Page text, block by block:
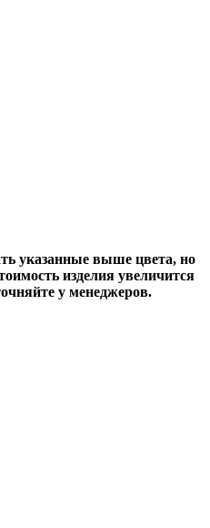
указанные выше цвета, но
изделия увеличится
у менеджеров.